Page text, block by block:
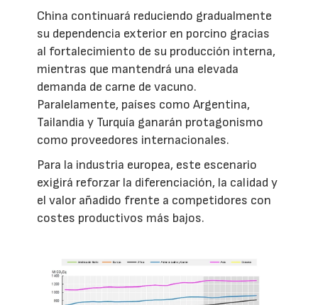
China continuará reduciendo gradualmente
su dependencia exterior en porcino gracias
al fortalecimiento de su producción interna,
mientras que mantendrá una elevada
demanda de carne de vacuno.
Paralelamente, países como Argentina,
Tailandia y Turquía ganarán protagonismo
como proveedores internacionales.
Para la industria europea, este escenario
exigirá reforzar la diferenciación, la calidad y
el valor añadido frente a competidores con
costes productivos más bajos.